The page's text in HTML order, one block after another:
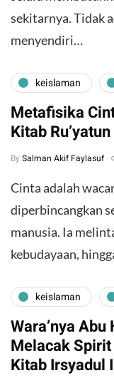
sekitarnya. Tidak
menyendiri…
keislaman
Metafisika
Kitab
By Salman Akif Faylasuf
Cinta adalah
diperbincangkan
manusia. Ia
kebudayaan,
keislaman
Wara’nya
Melacak
Kitab Irsyadul